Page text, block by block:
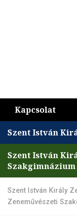
Kapcsolat
Szent István
Szent István
Szakgimnázium
Szent István Király
Zeneművészeti